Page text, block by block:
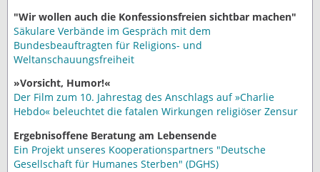
"Wir wollen auch die Konfessionsfreien sichtbar machen"
Säkulare Verbände im Gespräch mit dem
Bundesbeauftragten für Religions- und
Weltanschauungsfreiheit
»Vorsicht, Humor!«
Der Film zum 10. Jahrestag des Anschlags auf »Charlie
Hebdo« beleuchtet die fatalen Wirkungen religiöser Zensur
Ergebnisoffene Beratung am Lebensende
Ein Projekt unseres Kooperationspartners "Deutsche
Gesellschaft für Humanes Sterben" (DGHS)